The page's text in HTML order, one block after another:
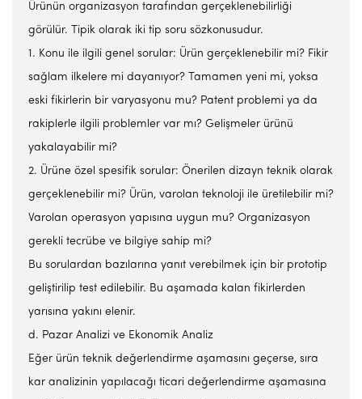
Ürünün organizasyon tarafından gerçeklenebilirliği
görülür. Tipik olarak iki tip soru sözkonusudur.
1. Konu ile ilgili genel sorular: Ürün gerçeklenebilir mi? Fikir
sağlam ilkelere mi dayanıyor? Tamamen yeni mi, yoksa
eski fikirlerin bir varyasyonu mu? Patent problemi ya da
rakiplerle ilgili problemler var mı? Gelişmeler ürünü
yakalayabilir mi?
2. Ürüne özel spesifik sorular: Önerilen dizayn teknik olarak
gerçeklenebilir mi? Ürün, varolan teknoloji ile üretilebilir mi?
Varolan operasyon yapısına uygun mu? Organizasyon
gerekli tecrübe ve bilgiye sahip mi?
Bu sorulardan bazılarına yanıt verebilmek için bir prototip
geliştirilip test edilebilir. Bu aşamada kalan fikirlerden
yarısına yakını elenir.
d. Pazar Analizi ve Ekonomik Analiz
Eğer ürün teknik değerlendirme aşamasını geçerse, sıra
kar analizinin yapılacağı ticari değerlendirme aşamasına